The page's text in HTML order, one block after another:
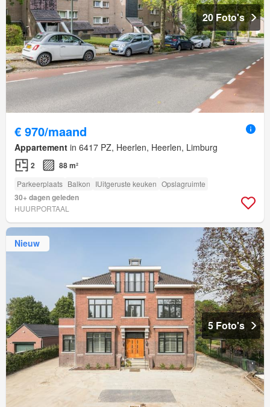
20 Foto's
€ 970/maand
Appartement in 6417 PZ, Heerlen, Heerlen, Limburg
2 88 m²
Parkeerplaats Balkon IUitgeruste keuken Opslagruimte
30+ dagen geleden
HUURPORTAAL
Nieuw
5 Foto's